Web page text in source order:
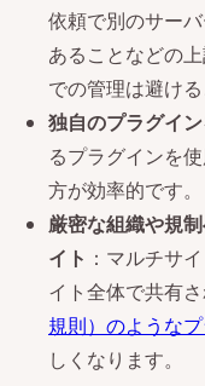
依頼で別のサー
あることなどの
での管理は避け
独自のプラグイ
るプラグインを
方が効率的です。
厳密な組織や規
イト ：マルチサ
イト全体で共有さ
規則）のような
しくなります。